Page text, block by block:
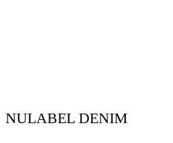
NULABEL DENIM